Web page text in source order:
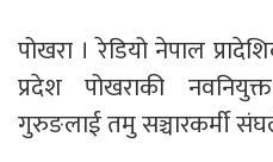
पोखरा । रेडियो नेपाल
प्रदेश पोखराकी
गुरुङलाई तमु सञ्चारकर्मी